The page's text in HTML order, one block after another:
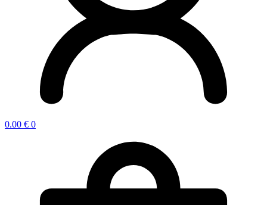
0.00 € 0